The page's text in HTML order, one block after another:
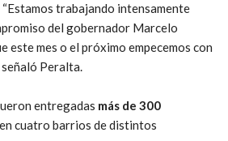
trabajando intensamente
del gobernador Marcelo
este mes o el próximo empecemos con
señaló Peralta.
entregadas más de 300
cuatro barrios de distintos